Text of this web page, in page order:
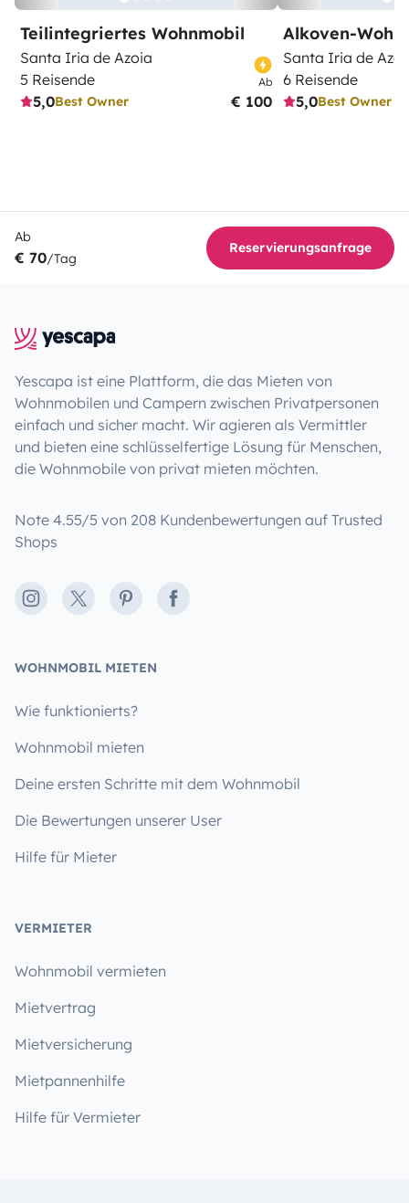
Teilintegriertes Wohnmobil
Santa Iria de Azoia
5 Reisende
5,0Best Owner
Ab
€ 100
Alkoven-
Santa Iria de
6 Reisende
5,0Best Owner
Ab
€ 70/Tag
Reservierungsanfrage
Yescapa ist eine Plattform, die das Mieten von
Wohnmobilen und Campern zwischen Privatpersonen
einfach und sicher macht. Wir agieren als Vermittler
und bieten eine schlüsselfertige Lösung für Menschen,
die Wohnmobile von privat mieten möchten.
Note 4.55/5 von 208 Kundenbewertungen auf Trusted
Shops
Instagram
X PinterestFacebook
WOHNMOBIL MIETEN
Wie funktionierts?
Wohnmobil mieten
Deine ersten Schritte mit dem Wohnmobil
Die Bewertungen unserer User
Hilfe für Mieter
VERMIETER
Wohnmobil vermieten
Mietvertrag
Mietversicherung
Mietpannenhilfe
Hilfe für Vermieter